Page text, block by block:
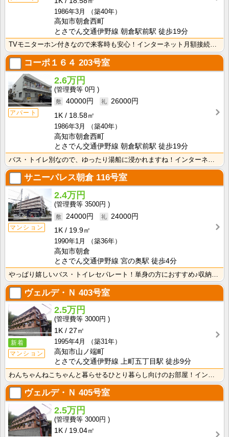
1986年3月
（築40年）
高知市朝倉西町
とさでん交通伊野線 朝倉駅前駅 徒歩19分
TVモニターホン付きなので来客時も安心！インターネット月額接続使用無料なので、月々の生活費の節約にも･･･
コーポ１６４ 203号室
アパート
2.6万円
0円
40000円
26000円
1K
18.58㎡
1986年3月
（築40年）
高知市朝倉西町
とさでん交通伊野線 朝倉駅前駅 徒歩19分
サニーパレス朝倉116号室
マンション
2.4万円
3500円
24000円
24000円
1K
19.9㎡
1990年1月
（築36年）
高知市朝倉
とさでん交通伊野線 宮の奥駅 徒歩4分
ヴェルデ・Ｎ 403号室
新着
マンション
2.5万円
3000円
1K
27㎡
1995年4月
（築31年）
高知市山ノ端町
とさでん交通伊野線 上町五丁目駅 徒歩9分
ヴェルデ・Ｎ 405号室
2.5万円
3000円
1K
19.04㎡